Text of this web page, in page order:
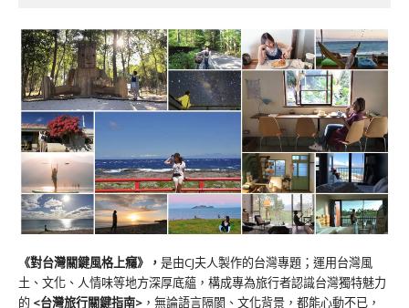
《對台灣關鍵風格上癮》 ， 是由CJ夫人製作的台灣專題；運用台灣風
土、文化、人情味等地方深厚底蘊，構成專為旅行者認識台灣獨特魅力
的 <台灣旅行關鍵指南> ，無論語言隔閡、文化背景，都能心動不已，